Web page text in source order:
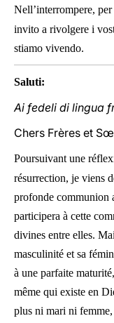
Nell’interrompere,
invito a rivolgere i
stiamo vivendo.
Saluti:
Ai fedeli di lingua
Chers Frères et
Poursuivant une
résurrection, je viens
profonde communion
participera à cette
divines entre elles.
masculinité et sa
à une parfaite
même qui existe en
plus ni mari ni